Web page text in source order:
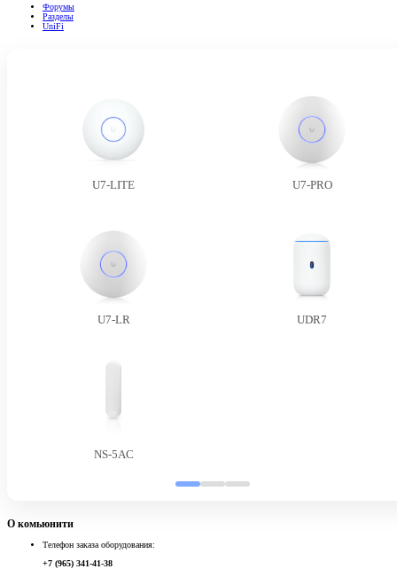
Форумы
Разделы
UniFi
U7-LITE U7-PRO
U7-LR UDR7
NS-5AC
О комьюнити
Телефон заказа оборудования:
+7 (965) 341-41-38